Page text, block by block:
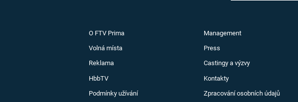
O FTV Prima Management
Volná místa Press
Reklama Castingy a výzvy
HbbTV Kontakty
Podmínky užívání Zpracování osobních údajů